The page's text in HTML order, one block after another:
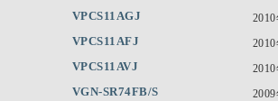
VPCS11AGJ
VPCS11AFJ
VPCS11AVJ
VGN-SR74FB/S